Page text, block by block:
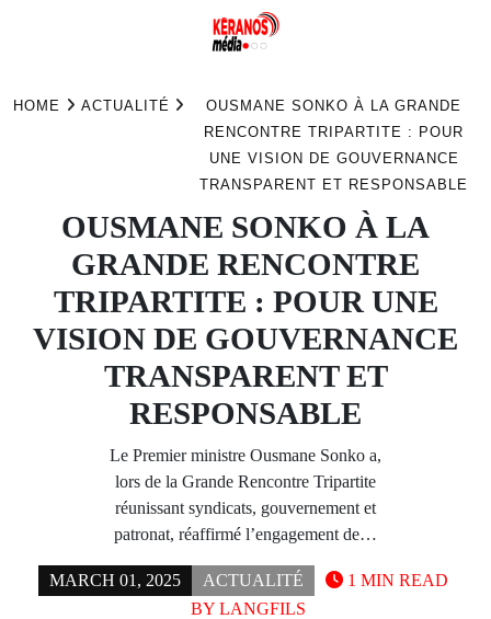
HOME ACTUALITÉ
OUSMANE SONKO À LA GRANDE
RENCONTRE TRIPARTITE : POUR
UNE VISION DE GOUVERNANCE
TRANSPARENT ET RESPONSABLE
OUSMANE SONKO À LA
GRANDE RENCONTRE
TRIPARTITE : POUR UNE
VISION DE GOUVERNANCE
TRANSPARENT ET
RESPONSABLE
Le Premier ministre Ousmane Sonko a,
lors de la Grande Rencontre Tripartite
réunissant syndicats, gouvernement et
patronat, réaffirmé l’engagement de…
MARCH 01, 2025
ACTUALITÉ
BY LANGFILS
1 MIN READ